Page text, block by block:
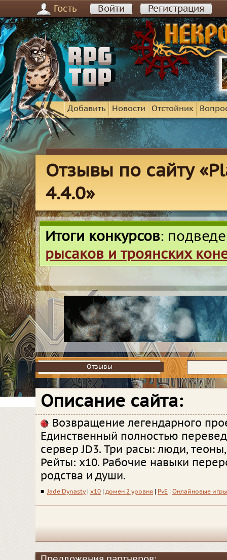
Гость Войти Регистрация
Добавить Новости Отстойник
Отзывы по сайту
4.4.0»
Итоги конкурсов:
рысаков и троянских
Отзывы
Отзывы
Описание сайта:
Возвращение легендарного
Единственный полностью
сервер JD3. Три расы: люди, теоны,
Рейты: x10. Рабочие навыки
родства и души.
■Jade Dynasty x10 домен 2 уровня PvE Онлайновые игры